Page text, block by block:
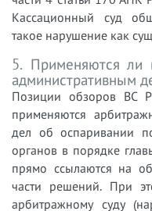
Кассационный суд
такое нарушение как
5. Применяются
административным
Позиции обзоров ВС
применяются
дел об оспаривании
органов в порядке
прямо ссылаются на
части решений. При
арбитражному суду